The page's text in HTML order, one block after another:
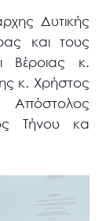
Δυτικής
και τους
Βέροιας κ.
κ. Χρήστος
Τήνου κα